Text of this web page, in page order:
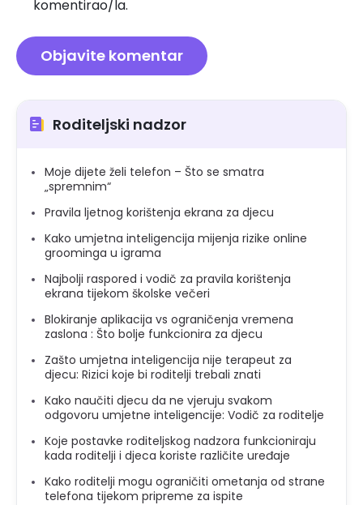
komentirao/la.
Roditeljski nadzor
Moje dijete želi telefon – Što se smatra
„spremnim“
Pravila ljetnog korištenja ekrana za djecu
Kako umjetna inteligencija mijenja rizike online
groominga u igrama
Najbolji raspored i vodič za pravila korištenja
ekrana tijekom školske večeri
Blokiranje aplikacija vs ograničenja vremena
zaslona : Što bolje funkcionira za djecu
Zašto umjetna inteligencija nije terapeut za
djecu: Rizici koje bi roditelji trebali znati
Kako naučiti djecu da ne vjeruju svakom
odgovoru umjetne inteligencije: Vodič za roditelje
Koje postavke roditeljskog nadzora funkcioniraju
kada roditelji i djeca koriste različite uređaje
Kako roditelji mogu ograničiti ometanja od strane
telefona tijekom pripreme za ispite